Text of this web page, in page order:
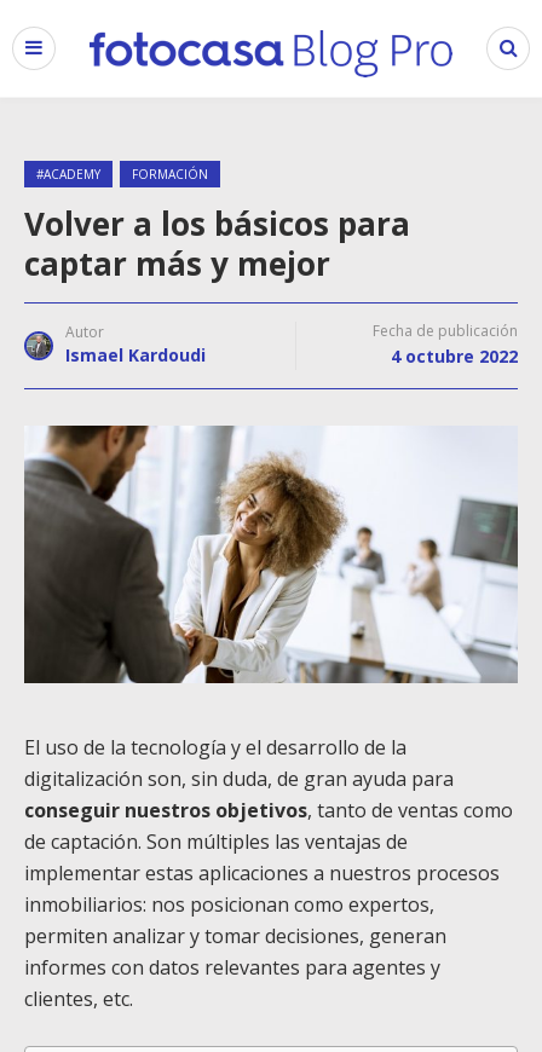
#ACADEMY FORMACIÓN
Volver a los básicos para
captar más y mejor
Autor
Ismael Kardoudi
Fecha de publicación
4 octubre 2022
El uso de la tecnología y el desarrollo de la
digitalización son, sin duda, de gran ayuda para
conseguir nuestros objetivos, tanto de ventas como
de captación. Son múltiples las ventajas de
implementar estas aplicaciones a nuestros procesos
inmobiliarios: nos posicionan como expertos,
permiten analizar y tomar decisiones, generan
informes con datos relevantes para agentes y
clientes, etc.